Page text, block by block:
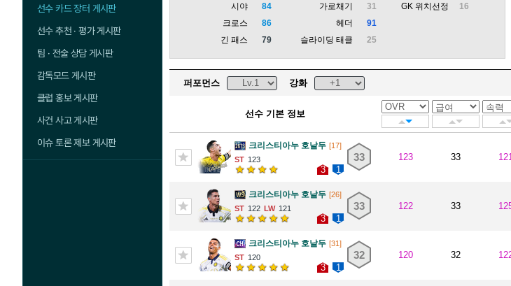
선수 카드 장터 게시판
선수 추천 · 평가 게시판
팀 · 전술 상담 게시판
감독모드 게시판
클럽 홍보 게시판
사건 사고 게시판
이슈 토론 제보 게시판
시야
84
크로스
86
긴 패스
79
가로채기
31
헤더
91
슬라이딩 태클
25
GK 위치선정
16
퍼포먼스 강화
선수 기본 정보
크리스티아누 호날두 [17]
123
3 1
33 123 33 121
크리스티아누 호날두 [26]
122
121
3 1
33 122 33
크리스티아누 호날두 [31]
120
3 1
32 120 32